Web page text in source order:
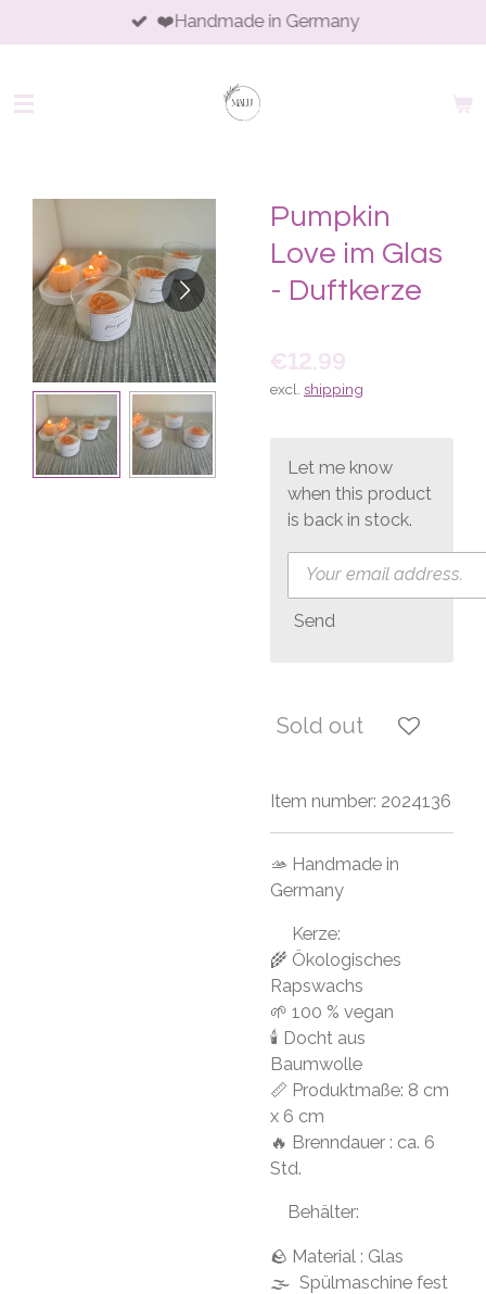
to
content
❤️Handmade in Germany
Pumpkin
Love im Glas
- Duftkerze
€12.99
excl. shipping
Let me know
when this product
is back in stock.
Send
Sold out
Item number: 2024136
🫴 Handmade in
Germany
Kerze:
🌾 Ökologisches
Rapswachs
🌱 100 % vegan
🕯 Docht aus
Baumwolle
📏 Produktmaße: 8 cm
x 6 cm
🔥 Brenndauer : ca. 6
Std.
Behälter:
🪨 Material : Glas
🌫 Spülmaschine fest